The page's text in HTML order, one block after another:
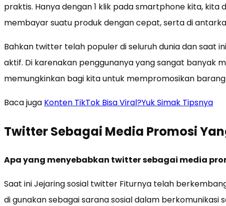
praktis. Hanya dengan 1 klik pada smartphone kita,
membayar suatu produk dengan cepat, serta di
Bahkan twitter telah populer di seluruh dunia dan saat
aktif. Di karenakan penggunanya yang sangat banyak
memungkinkan bagi kita untuk mempromosikan
Baca juga Konten TikTok Bisa Viral?Yuk Simak Tipsnya
Twitter Sebagai Media Promosi
Apa yang menyebabkan twitter sebagai media
Saat ini Jejaring sosial twitter Fiturnya telah
di gunakan sebagai sarana sosial dalam berkomunikasi